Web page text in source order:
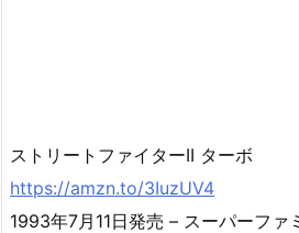
ストリートファイターII ターボ
https://amzn.to/3IuzUV4
1993年7月11日発売 – スーパーファ